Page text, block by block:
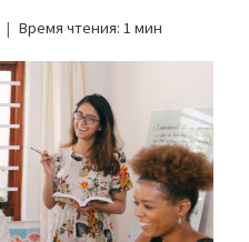
Время чтения: 1 мин